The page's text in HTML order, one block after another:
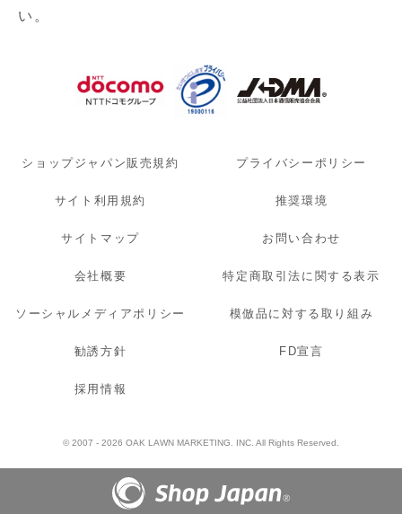
い。
ショップジャパン販売規約 プライバシーポリシー
サイト利用規約 推奨環境
サイトマップ お問い合わせ
会社概要 特定商取引法に関する表示
ソーシャルメディアポリシー 模倣品に対する取り組み
勧誘方針 FD宣言
採用情報
© 2007 - 2026 OAK LAWN MARKETING. INC. All Rights Reserved.